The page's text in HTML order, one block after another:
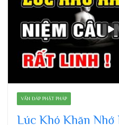
VẤN ĐÁP PHẬT PHÁP
Lúc Khó Khăn Nhớ